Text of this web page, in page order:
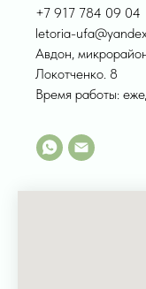
+7 917 784 09 04
letoria-
Авдон,
Локотченко. 8
Время работы: